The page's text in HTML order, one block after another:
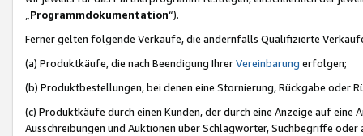
Programmdokumentation“).
Ferner gelten folgende Verkäufe, die andernfalls Qualifizierte
(a) Produktkäufe, die nach Beendigung IhrerVereinbarung erfolgen;
(b) Produktbestellungen, bei denen eine Stornierung, Rückgabe oder
(c) Produktkäufe durch einen Kunden, der durch eine Anzeige auf
Ausschreibungen und Auktionen über Schlagwörter, Suchbegriffe